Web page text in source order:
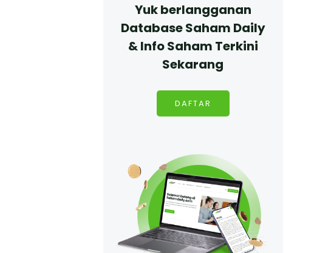
Yuk berlangganan
Database Saham Daily
& Info Saham Terkini
Sekarang
DAFTAR